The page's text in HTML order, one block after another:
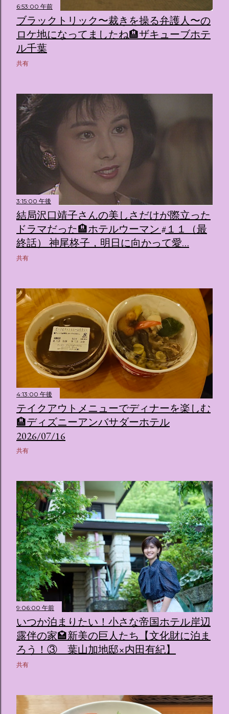
6:53:00 午前
ブラックトリック〜裁きを操る弁護人〜の
ロケ地になってましたね🏨ザキューブホテ
ル千葉
共有
3:15:00 午後
結局沢口靖子さんの美しさだけが際立った
ドラマだった🏨ホテルウーマン #１１（最
終話） 神尾柊子，明日に向かって愛…
共有
4:13:00 午後
テイクアウトメニューでディナーを楽しむ
🏨ディズニーアンバサダーホテル
2026/07/16
共有
9:06:00 午前
いつか泊まりたい！小さな帝国ホテル岸辺
露伴の家🏩新美の巨人たち【文化財に泊ま
ろう！③ 葉山加地邸×内田有紀】
共有